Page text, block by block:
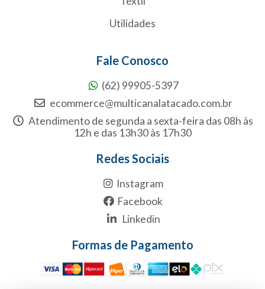
Utilidades
Fale Conosco
(62) 99905-5397
ecommerce@multicanalatacado.com.br
Atendimento de segunda a sexta-feira das 08h às
12h e das 13h30 às 17h30
Redes Sociais
Instagram
Facebook
Linkedin
Formas de Pagamento